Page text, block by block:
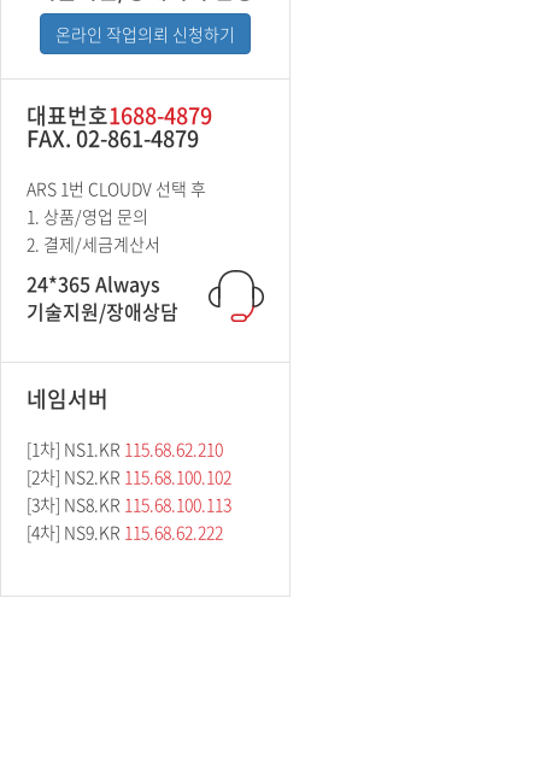
온라인 작업의뢰 신청하기
대표번호1688-4879
FAX. 02-861-4879
ARS 1번 CLOUDV 선택 후
1. 상품/영업 문의
2. 결제/세금계산서
24*365 Always
기술지원/장애상담
네임서버
[1차] NS1.KR 115.68.62.210
[2차] NS2.KR 115.68.100.102
[3차] NS8.KR 115.68.100.113
[4차] NS9.KR 115.68.62.222